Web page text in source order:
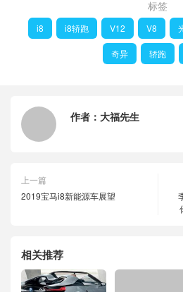
标签
i8 i8轿跑 V12 V8
奇异 轿跑
作者： 大福先生
上一篇
2019宝马i8新能源车展望
相关推荐